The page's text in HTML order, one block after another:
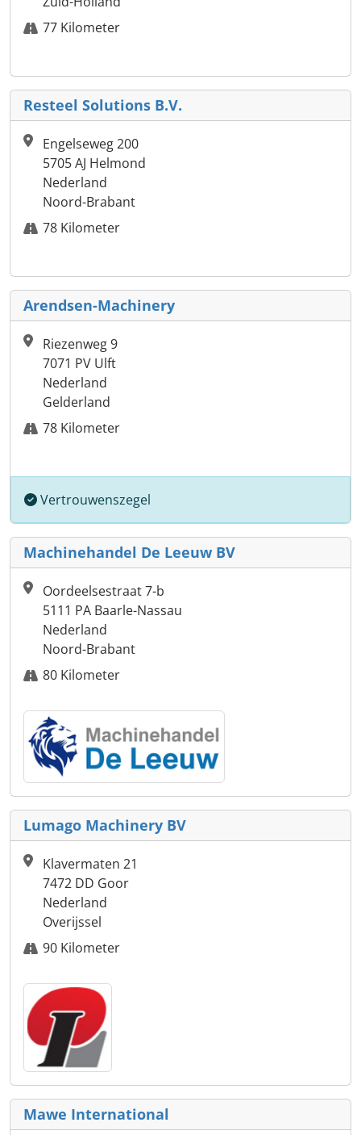
77 Kilometer
Resteel Solutions B.V.
Engelseweg 200
5705 AJ Helmond
Nederland
Noord-Brabant
78 Kilometer
Arendsen-Machinery
Riezenweg 9
7071 PV Ulft
Nederland
Gelderland
78 Kilometer
Vertrouwenszegel
Machinehandel De Leeuw BV
Oordeelsestraat 7-b
5111 PA Baarle-Nassau
Nederland
Noord-Brabant
80 Kilometer
Lumago Machinery BV
Klavermaten 21
7472 DD Goor
Nederland
Overijssel
90 Kilometer
Mawe International